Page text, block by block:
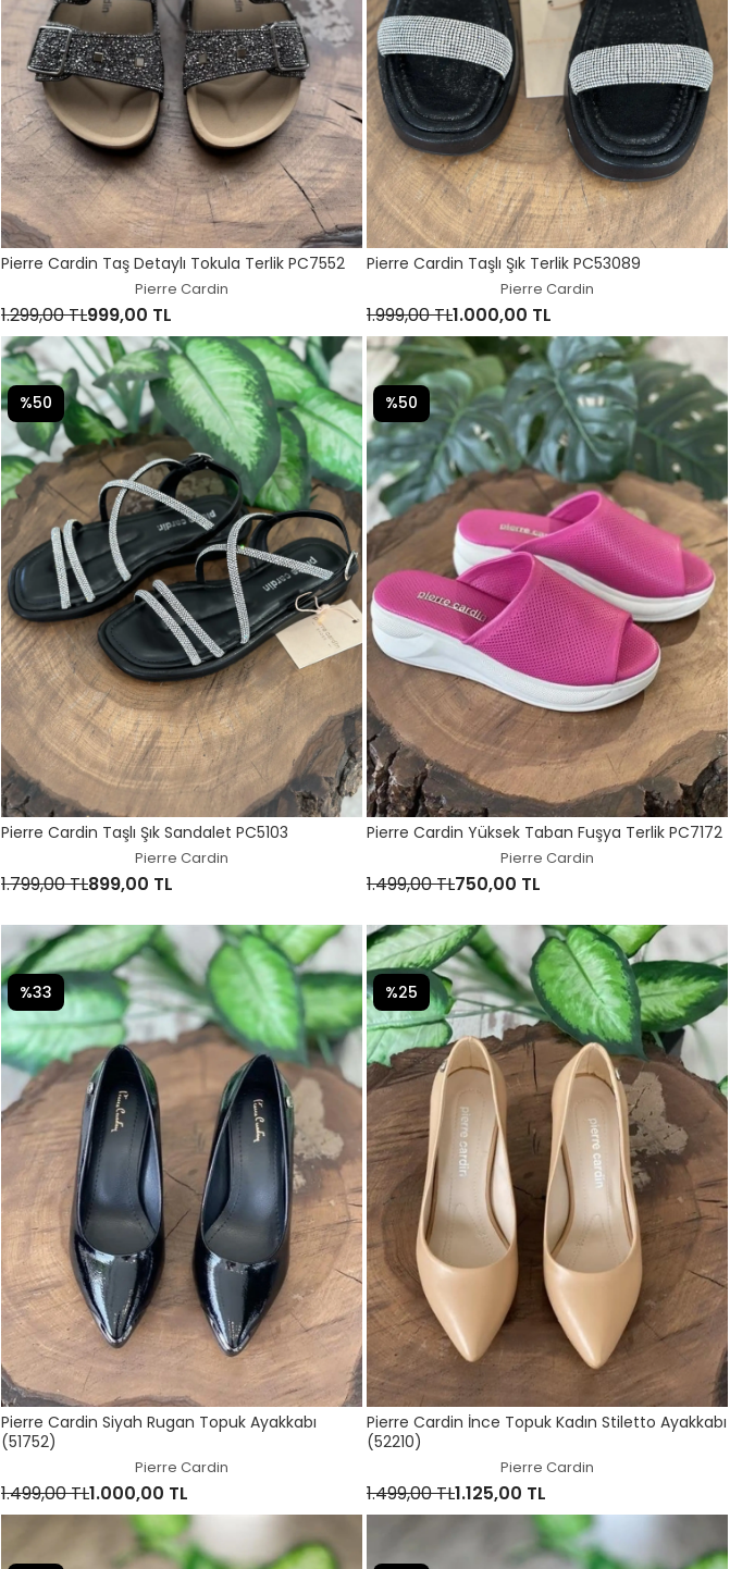
Pierre Cardin Taş Detaylı Tokula Terlik PC7552
Pierre Cardin
1.299,00 TL999,00 TL
Pierre Cardin Taşlı Şık Terlik PC53089
Pierre Cardin
1.999,00 TL1.000,00 TL
Pierre Cardin Taşlı Şık Sandalet PC5103
Pierre Cardin
1.799,00 TL899,00 TL
%50
Pierre Cardin Yüksek Taban Fuşya Terlik PC7172
Pierre Cardin
1.499,00 TL750,00 TL
%50
Pierre Cardin Siyah Rugan Topuk Ayakkabı
(51752)
Pierre Cardin
1.499,00 TL1.000,00 TL
%33
Pierre Cardin İnce Topuk Kadın Stiletto Ayakkabı
(52210)
Pierre Cardin
1.499,00 TL1.125,00 TL
%25